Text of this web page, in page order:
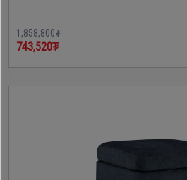
1,858,800₮
743,520₮